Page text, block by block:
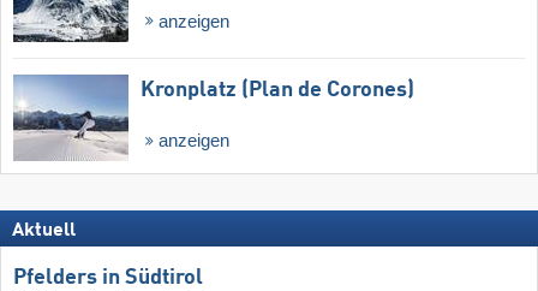
anzeigen
Kronplatz (Plan de Corones)
anzeigen
Aktuell
Pfelders in Südtirol